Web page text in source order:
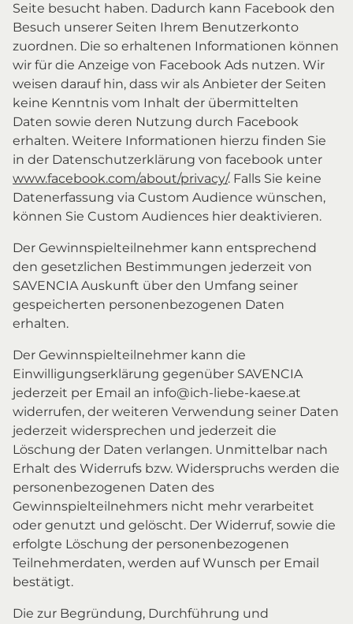
Seite besucht haben. Dadurch kann Facebook den
Besuch unserer Seiten Ihrem Benutzerkonto
zuordnen. Die so erhaltenen Informationen können
wir für die Anzeige von Facebook Ads nutzen. Wir
weisen darauf hin, dass wir als Anbieter der Seiten
keine Kenntnis vom Inhalt der übermittelten
Daten sowie deren Nutzung durch Facebook
erhalten. Weitere Informationen hierzu finden Sie
in der Datenschutzerklärung von facebook unter
www.facebook.com/about/privacy/. Falls Sie keine
Datenerfassung via Custom Audience wünschen,
können Sie Custom Audiences hier deaktivieren.
Der Gewinnspielteilnehmer kann entsprechend
den gesetzlichen Bestimmungen jederzeit von
SAVENCIA Auskunft über den Umfang seiner
gespeicherten personenbezogenen Daten
erhalten.
Der Gewinnspielteilnehmer kann die
Einwilligungserklärung gegenüber SAVENCIA
jederzeit per Email an info@ich-liebe-kaese.at
widerrufen, der weiteren Verwendung seiner Daten
jederzeit widersprechen und jederzeit die
Löschung der Daten verlangen. Unmittelbar nach
Erhalt des Widerrufs bzw. Widerspruchs werden die
personenbezogenen Daten des
Gewinnspielteilnehmers nicht mehr verarbeitet
oder genutzt und gelöscht. Der Widerruf, sowie die
erfolgte Löschung der personenbezogenen
Teilnehmerdaten, werden auf Wunsch per Email
bestätigt.
Die zur Begründung, Durchführung und